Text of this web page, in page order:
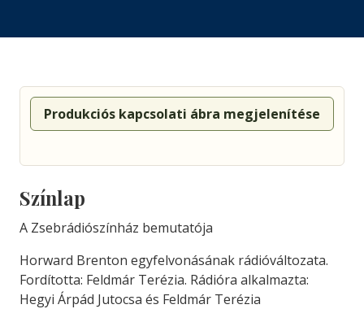
Produkciós kapcsolati ábra megjelenítése
Színlap
A Zsebrádiószínház bemutatója
Horward Brenton egyfelvonásának rádióváltozata.
Fordította: Feldmár Terézia. Rádióra alkalmazta:
Hegyi Árpád Jutocsa és Feldmár Terézia